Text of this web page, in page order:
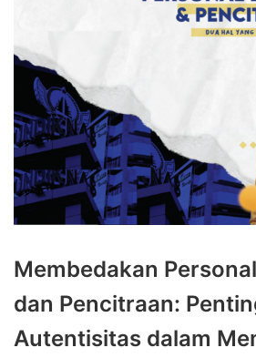
Membedakan
dan Pencitraan:
Autentisitas dalam